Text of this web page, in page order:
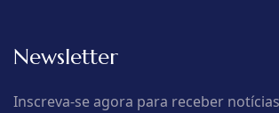
Newsletter
Inscreva-se agora para receber